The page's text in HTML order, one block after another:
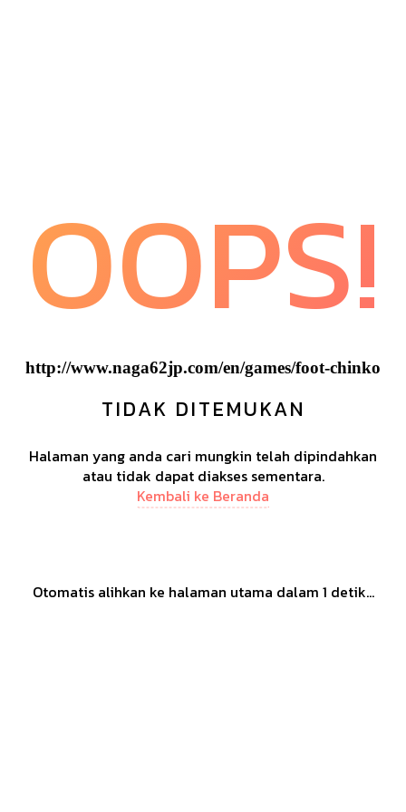
OOPS!
http://www.naga62jp.com/en/games/foot-chinko
TIDAK DITEMUKAN
Halaman yang anda cari mungkin telah dipindahkan
atau tidak dapat diakses sementara.
Kembali ke Beranda
Otomatis alihkan ke halaman utama dalam 1 detik...